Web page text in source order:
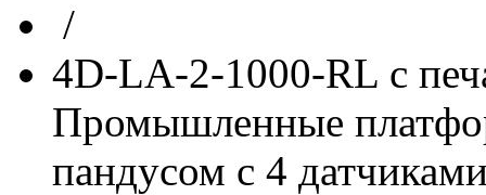
/
4D-LA-2-1000-RL с
Промышленные
пандусом с 4